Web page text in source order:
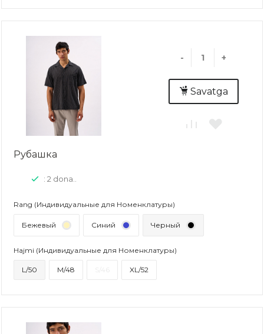
- +
Savatga
Рубашка
: 2 dona..
Rang (Индивидуальные для Номенклатуры)
Бежевый Синий Черный
Hajmi (Индивидуальные для Номенклатуры)
L/50 M/48 XL/52